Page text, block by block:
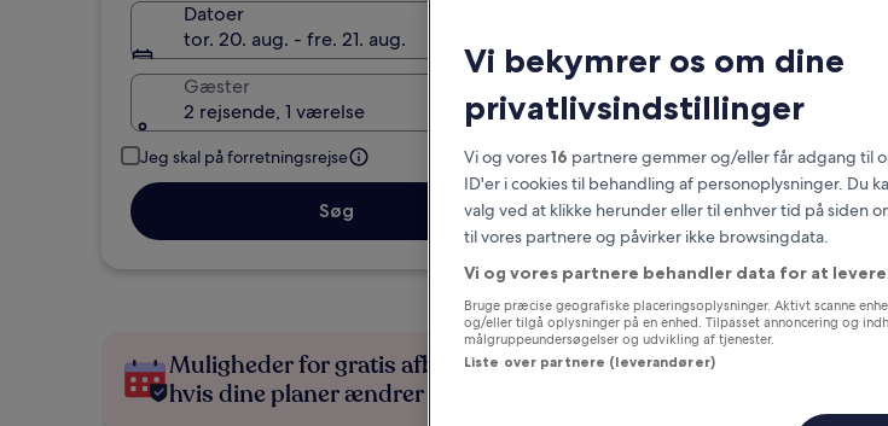
Datoer
tor. 20. aug. - fre. 21. aug.
Gæster
2 rejsende, 1 værelse
Jeg skal på forretningsrejse
Søg
Muligheder for gratis afbestilling,
hvis dine planer ændrer sig
Optjen fordele for
Vi bekymrer os om dine
privatlivsindstillinger
Vi og vores16 partnere gemmer og/eller får adgang til
ID'er i cookies til behandling af personoplysninger. Du
valg ved at klikke herunder eller til enhver tid på siden
til vores partnere og påvirker ikke browsingdata.
Vi og vores partnere behandler data for at
Bruge præcise geografiske placeringsoplysninger. Aktivt scanne
og/eller tilgå oplysninger på en enhed. Tilpasset annoncering og
målgruppeundersøgelser og udvikling af tjenester.
Liste over partnere (leverandører)